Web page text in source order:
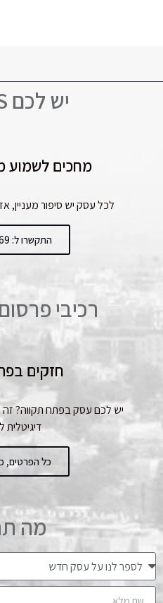
יש לכם NEWS?
מחכים לשמוע
לכל עסק יש סיפור מעניין,
התקשרו ל: 03-9153169
רכיבי פרסום
חזקים
יש לכם עסק בפתח תקווה?
דיגיטלית
כל הפרטים,
מה